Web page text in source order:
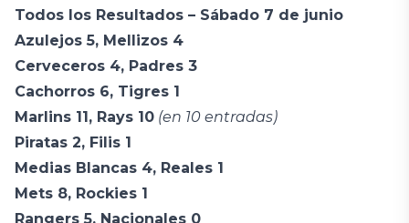
Todos los Resultados – Sábado 7 de junio
Azulejos 5, Mellizos 4
Cerveceros 4, Padres 3
Cachorros 6, Tigres 1
Marlins 11, Rays 10 (en 10 entradas)
Piratas 2, Filis 1
Medias Blancas 4, Reales 1
Mets 8, Rockies 1
Rangers 5, Nacionales 0